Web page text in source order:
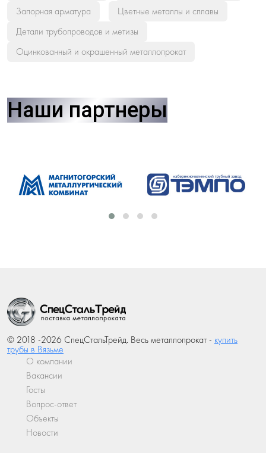
Запорная арматура
Цветные металлы и сплавы
Детали трубопроводов и метизы
Оцинкованный и окрашенный металлопрокат
Наши партнеры
© 2018 -2026 СпецСтальТрейд. Весь металлопрокат - купить
трубы в Вязьме
О компании
Вакансии
Госты
Вопрос-ответ
Объекты
Новости